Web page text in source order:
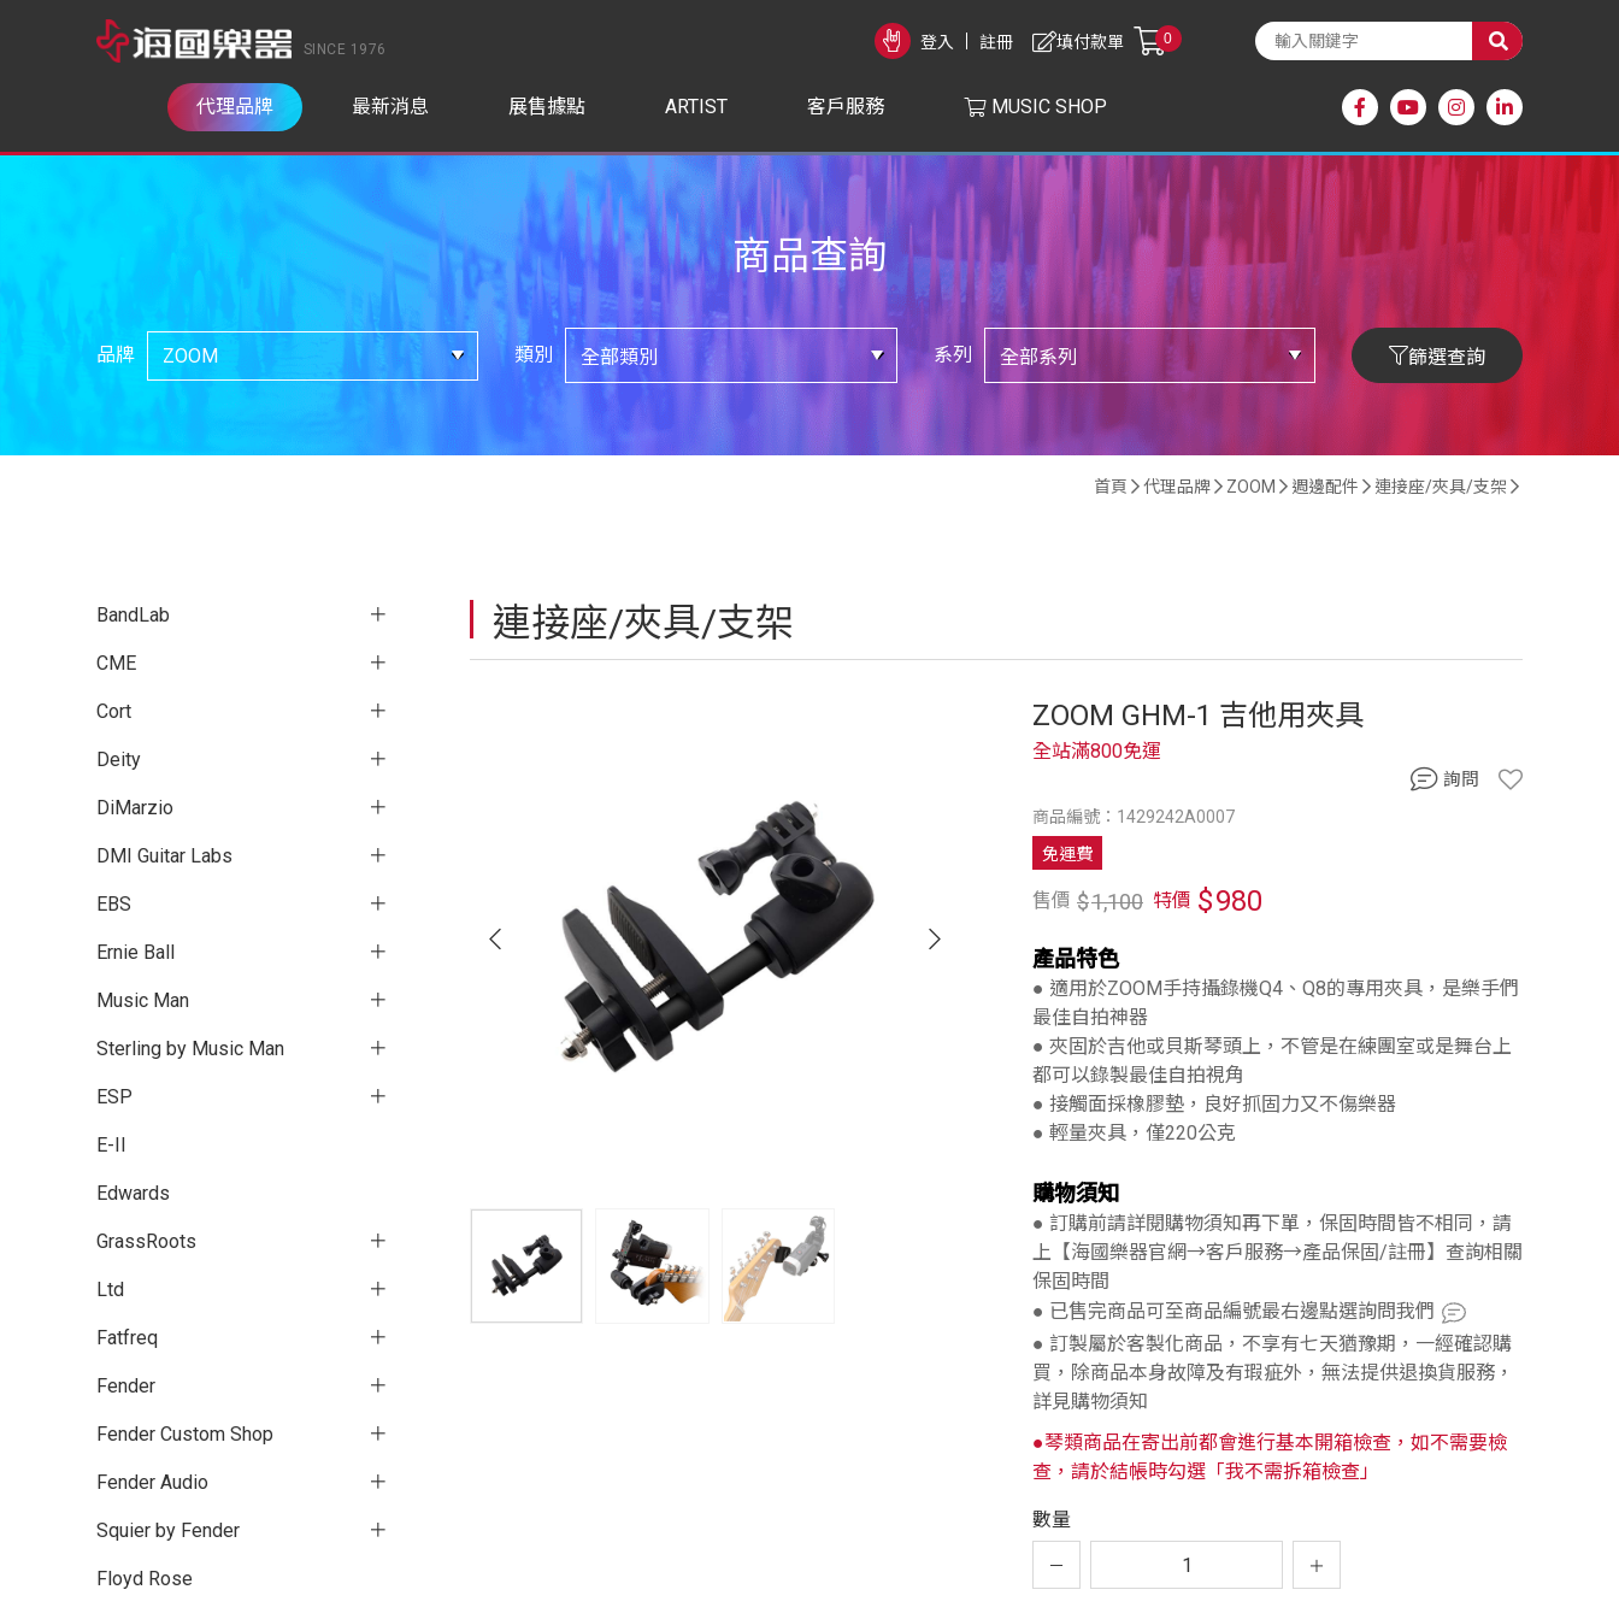
SINCE 1976 登入 註冊 0
填付款單
代理品牌 最新消息 展售據點 ARTIST 客戶服務 MUSIC SHOP
商品查詢
品牌 類別 系列 篩選查詢
首頁 代理品牌 ZOOM 週邊配件 連接座/夾具/支架
BandLab
CME
Cort
Deity
DiMarzio
DMI Guitar Labs
EBS
Ernie Ball
Music Man
Sterling by Music Man
ESP
E-II
Edwards
GrassRoots
Ltd
Fatfreq
Fender
Fender Custom Shop
Fender Audio
Squier by Fender
Floyd Rose
連接座/夾具/支架
ZOOM GHM-1 吉他用夾具
商品編號：1429242A0007
全站滿800免運
免運費
售價 $1,100 特價 $980
產品特色
● 適用於ZOOM手持攝錄機Q4、Q8的專用夾具，是樂手們
最佳自拍神器
● 夾固於吉他或貝斯琴頭上，不管是在練團室或是舞台上
都可以錄製最佳自拍視角
● 接觸面採橡膠墊，良好抓固力又不傷樂器
● 輕量夾具，僅220公克
購物須知
● 訂購前請詳閱購物須知再下單，保固時間皆不相同，請
上【海國樂器官網→客戶服務→產品保固/註冊】查詢相關
保固時間
● 已售完商品可至商品編號最右邊點選詢問我們
● 訂製屬於客製化商品，不享有七天猶豫期，一經確認購
買，除商品本身故障及有瑕疵外，無法提供退換貨服務，
詳見購物須知
●琴類商品在寄出前都會進行基本開箱檢查，如不需要檢
查，請於結帳時勾選「我不需拆箱檢查」
數量
詢問